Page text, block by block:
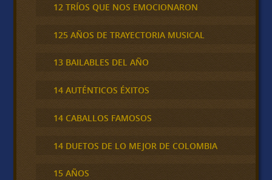
12 TRÍOS QUE NOS EMOCIONARON
125 AÑOS DE TRAYECTORIA MUSICAL
13 BAILABLES DEL AÑO
14 AUTÉNTICOS ÉXITOS
14 CABALLOS FAMOSOS
14 DUETOS DE LO MEJOR DE COLOMBIA
15 AÑOS